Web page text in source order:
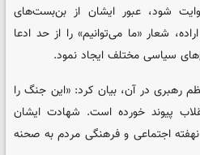
شود، عبور ایشان از بن‌بست‌های
شعار «ما می‌توانیم» را از حد ادعا
سیاسی مختلف ایجاد نمود.
رهبری در آن، بیان کرد: «این جنگ را
پیوند خورده است. شهادت ایشان
اجتماعی و فرهنگی مردم به صحنه